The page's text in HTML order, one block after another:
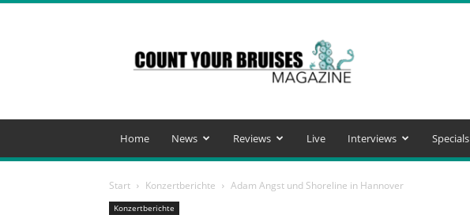
Your
Bruises
Magazine
Home News Reviews Live Interviews Specials
Start Konzertberichte Adam Angst und Shoreline in Hannover
Konzertberichte